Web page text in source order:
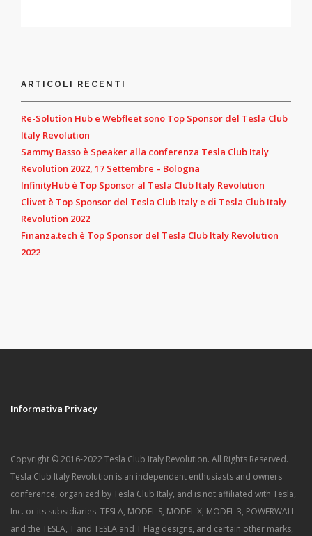
ARTICOLI RECENTI
Re-Solution Hub e Webfleet sono Top Sponsor del Tesla Club
Italy Revolution
Sammy Basso è Speaker alla conferenza Tesla Club Italy
Revolution 2022, 17 Settembre – Bologna
InfinityHub è Top Sponsor al Tesla Club Italy Revolution
Clivet è Top Sponsor del Tesla Club Italy e di Tesla Club Italy
Revolution 2022
Finanza.tech è Top Sponsor del Tesla Club Italy Revolution
2022
Informativa Privacy
Copyright © 2016-2022 Tesla Club Italy Revolution. All Rights Reserved.
Tesla Club Italy Revolution is an independent enthusiasts and owners
conference, organized by Tesla Club Italy, and is not affiliated with Tesla,
Inc. or its subsidiaries. TESLA, MODEL S, MODEL X, MODEL 3, POWERWALL
and the TESLA, T and TESLA and T Flag designs, and certain other marks,